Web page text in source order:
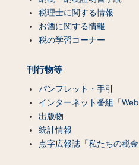
税理士に関する情報
お酒に関する情報
税の学習コーナー
刊行物等
パンフレット・手引
インターネット番組「
出版物
統計情報
点字広報誌「私たちの税金